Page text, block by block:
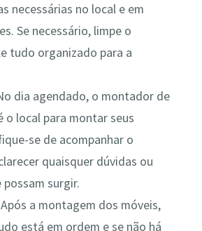
necessárias no local e em
Se necessário, limpe o
tudo organizado para a
dia agendado, o montador de
o local para montar seus
se de acompanhar o
quaisquer dúvidas ou
surgir.
a montagem dos móveis,
está em ordem e se não há